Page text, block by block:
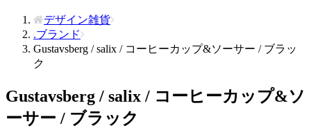
デザイン雑貨
.ブランド
Gustavsberg / salix / コーヒーカップ&ソーサー / ブラッ
ク
Gustavsberg / salix / コーヒーカップ&ソ
ーサー / ブラック